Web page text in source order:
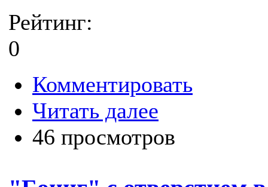
Рейтинг:
0
Комментировать
Читать далее
46 просмотров